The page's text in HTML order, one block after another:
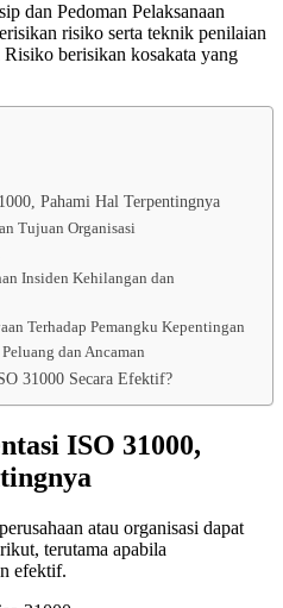
dan Pedoman Pelaksanaan
risiko serta teknik penilaian
berisikan kosakata yang
Pahami Hal Terpentingnya
Tujuan Organisasi
Insiden Kehilangan dan
Terhadap Pemangku Kepentingan
dan Ancaman
31000 Secara Efektif?
ISO 31000,
atau organisasi dapat
terutama apabila
efektif.